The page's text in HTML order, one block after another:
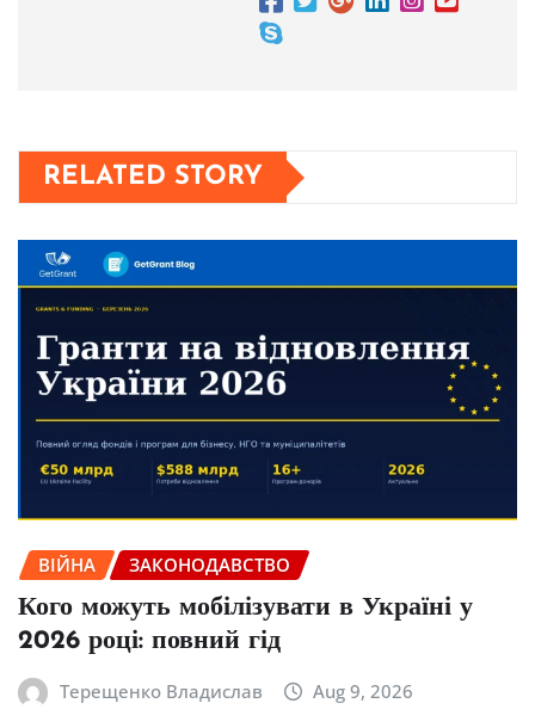
RELATED STORY
ВІЙНА ЗАКОНОДАВСТВО
Кого можуть мобілізувати в Україні у
2026 році: повний гід
Терещенко Владислав Aug 9, 2026